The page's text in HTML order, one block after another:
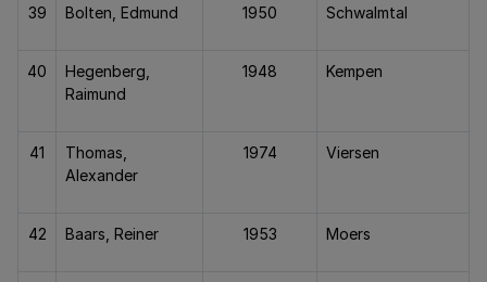
39 Bolten, Edmund 1950 Schwalmtal
40
Hegenberg,
Raimund
1948 Kempen
41
Thomas,
Alexander
1974 Viersen
42 Baars, Reiner 1953 Moers